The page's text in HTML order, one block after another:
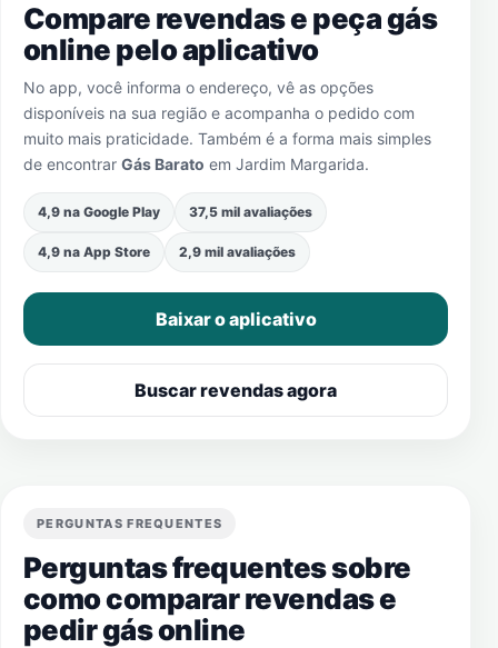
Compare revendas e peça gás
online pelo aplicativo
No app, você informa o endereço, vê as opções
disponíveis na sua região e acompanha o pedido com
muito mais praticidade. Também é a forma mais simples
de encontrar Gás Barato em Jardim Margarida.
4,9 na Google Play 37,5 mil avaliações
4,9 na App Store 2,9 mil avaliações
Baixar o aplicativo
Buscar revendas agora
PERGUNTAS FREQUENTES
Perguntas frequentes sobre
como comparar revendas e
pedir gás online